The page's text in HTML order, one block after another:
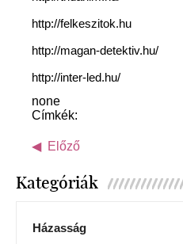
http://felkeszitok.hu
http://magan-detektiv.hu/
http://inter-led.hu/
none
Címkék:
Előző
Kategóriák
Házasság